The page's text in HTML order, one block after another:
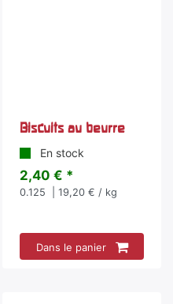
Biscuits au beurre
En stock
2,40 € *
0.125 | 19,20 € / kg
Dans le panier